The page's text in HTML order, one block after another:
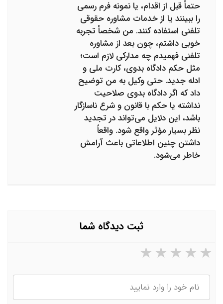
حتماً قبل از اقدام، یا نمونه فرم رسمی
را ببینند یا از خدمات مشاوره حقوقی
تلفنی استفاده کنند. من شخصاً تجربه
خوبی داشتم، چون بعد از مشاوره
تلفنی فهمیدم چه مدارکی لازم است؛
مثل حکم دادگاه بدوی، کارت ملی و
ادله جدید. حتی وکیل به من توضیح
داد که اگر دادگاه بدوی صلاحیت
نداشته یا حکم با قانون و شرع ناسازگار
باشد، این دلایل می‌تواند در تجدید
نظر بسیار مؤثر واقع شود. واقعاً
داشتن چنین اطلاعاتی باعث آرامش
خاطر می‌شود.
ثبت دیدگاه شما
۵ ستاره از ۵ ۴ ستاره از ۵ ۳ ستاره از ۵ ۲ ستاره از ۵
نام